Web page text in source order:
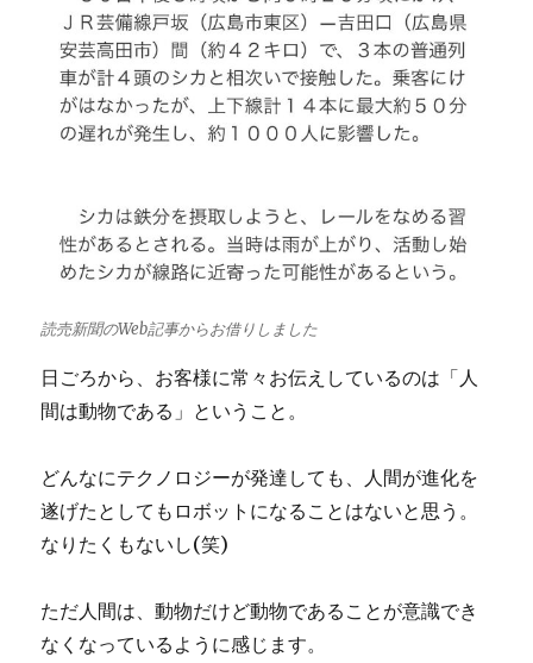
読売新聞のWeb記事からお借りしました
日ごろから、お客様に常々お伝えしているのは「人
間は動物である」ということ。
どんなにテクノロジーが発達しても、人間が進化を
遂げたとしてもロボットになることはないと思う。
なりたくもないし(笑)
ただ人間は、動物だけど動物であることが意識でき
なくなっているように感じます。